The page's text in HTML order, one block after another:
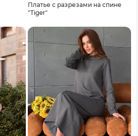
Платье с разрезами на спине
"Tiger"